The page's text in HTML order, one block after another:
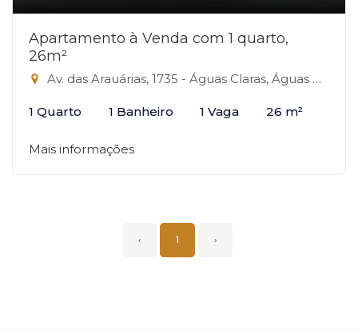
Apartamento à Venda com 1 quarto,
26m²
Av. das Arauárias, 1735 - Águas Claras, Águas Claras-DF
1 Quarto 1 Banheiro 1 Vaga 26 m²
Mais informações
‹ 1 ›